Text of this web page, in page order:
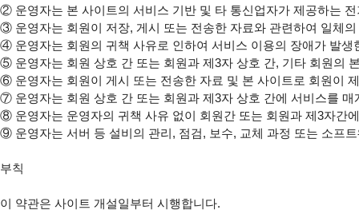
②
③
④
⑤
⑥
⑦
⑧
⑨ 운영자는 서버 등 설비의 관리, 점검, 보수, 교체 과정 또는 소프
부칙
이 약관은 사이트 개설일부터 시행합니다.